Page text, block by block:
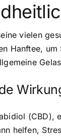
vielen
Hanftee,
(CBD),
helfen,